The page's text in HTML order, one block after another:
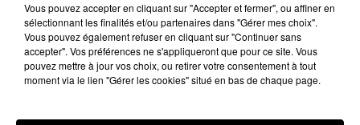
8 mars 2025 - 1 min 13 sec
L'AGENDA DE L'ARIEGE DU 08/03/2025 À
07H42
L'agenda de l'Ariege
Vous pouvez accepter en cliquant sur "Accepter et fermer", ou affiner en
sélectionnant les finalités et/ou partenaires dans "Gérer mes choix".
Vous pouvez également refuser en cliquant sur "Continuer sans
accepter". Vos préférences ne s'appliqueront que pour ce site. Vous
pouvez mettre à jour vos choix, ou retirer votre consentement à tout
moment via le lien "Gérer les cookies" situé en bas de chaque page.